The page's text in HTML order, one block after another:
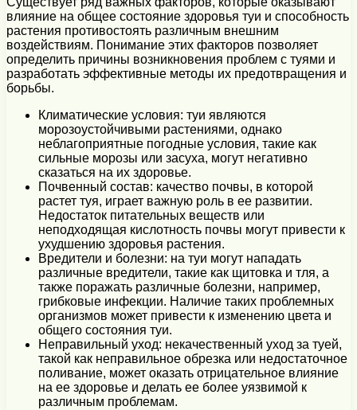
влияние на общее состояние здоровья туи и способность
растения противостоять различным внешним
воздействиям. Понимание этих факторов позволяет
определить причины возникновения проблем с туями и
разработать эффективные методы их предотвращения и
борьбы.
Климатические условия: туи являются
морозоустойчивыми растениями, однако
неблагоприятные погодные условия, такие как
сильные морозы или засуха, могут негативно
сказаться на их здоровье.
Почвенный состав: качество почвы, в которой
растет туя, играет важную роль в ее развитии.
Недостаток питательных веществ или
неподходящая кислотность почвы могут привести к
ухудшению здоровья растения.
Вредители и болезни: на туи могут нападать
различные вредители, такие как щитовка и тля, а
также поражать различные болезни, например,
грибковые инфекции. Наличие таких проблемных
организмов может привести к изменению цвета и
общего состояния туи.
Неправильный уход: некачественный уход за туей,
такой как неправильное обрезка или недостаточное
поливание, может оказать отрицательное влияние
на ее здоровье и делать ее более уязвимой к
различным проблемам.